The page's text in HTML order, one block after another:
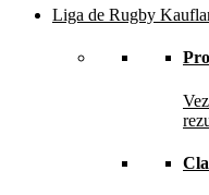
Liga de Rugby